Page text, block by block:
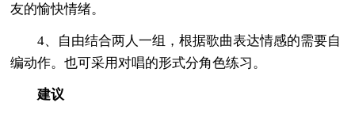
友的愉快情绪。
4、自由结合两人一组，根据歌曲表达情感的需要自
编动作。也可采用对唱的形式分角色练习。
建议